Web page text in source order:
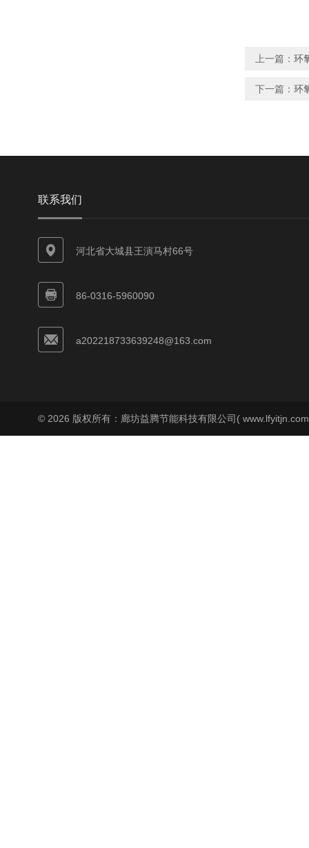
上一篇： 环
下一篇： 环
联系我们
河北省大城县王演马村66号
86-0316-5960090
a202218733639248@163.com
© 2026 版权所有：廊坊益腾节能科技有限公司(